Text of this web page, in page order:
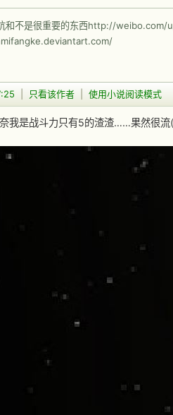
和不是很重要的东西http://weibo.com/
只看该作者 使用小说阅读模式
我是战斗力只有5的渣渣……果然很流